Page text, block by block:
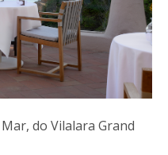
do Vilalara Grand